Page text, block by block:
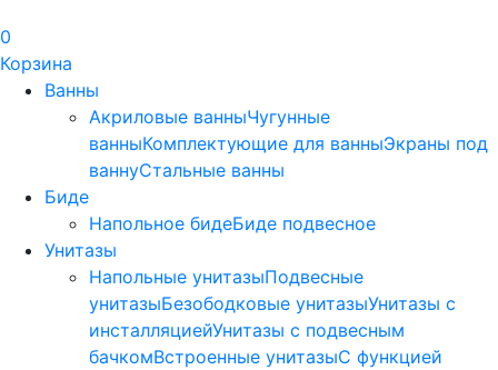
0
Корзина
Ванны
Акриловые ванныЧугунные
ванныКомплектующие для ванныЭкраны под
ваннуСтальные ванны
Биде
Напольное бидеБиде пoдвеснoе
Унитазы
Напольные унитазыПодвесные
унитазыБезободковые унитазыУнитазы с
инсталляциейУнитазы с подвесным
бачкомВстроенные унитазыС функцией